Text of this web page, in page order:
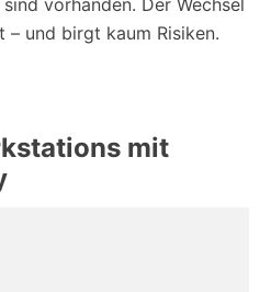
vorhanden. Der Wechsel
und birgt kaum Risiken.
mit